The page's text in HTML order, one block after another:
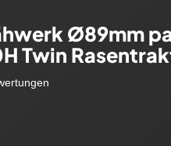
Ø89mm
Twin